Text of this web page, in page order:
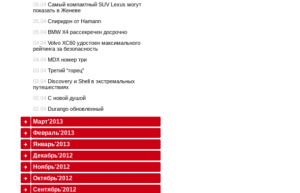
06.04 Самый компактный SUV Lexus могут
показать в Женеве
05.04 Спиридон от Hamann
05.04 BMW X4 рассекречен досрочно
04.04 Volvo XC60 удостоен максимального
рейтинга за безопасность
04.04 MDX номер три
03.04 Третий “горец”
03.04 Discovery и Shell в экстремальных
путешествиях
02.04 С новой душой
02.04 Durango обновленный
Март'2013
Февраль'2013
Январь'2013
Декабрь'2012
Ноябрь'2012
Октябрь'2012
Сентябрь'2012